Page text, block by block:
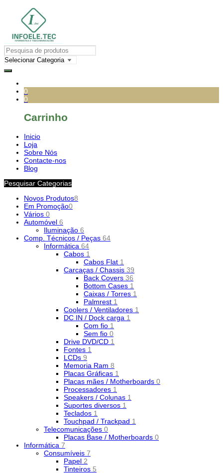
0
0
Carrinho
Inicio
Loja
Sobre Nós
Contacte-nos
Blog
Pesquisar Categorias
Novos Produtos8
Em Promoção0
Vários 0
Automóvel 6
Iluminação 6
Comp. Técnicos / Peças 64
Informática 64
Cabos 1
Cabos Flat 1
Carcaças / Chassis 39
Back Covers 36
Bottom Cases 1
Caixas / Torres 1
Palmrest 1
Coolers / Ventiladores 1
DC IN / Dock carga 1
Com fio 1
Sem fio 0
Drive DVD/CD 1
Fontes 1
LCDs 9
Memoria Ram 8
Placas Gráficas 1
Placas mães / Motherboards 0
Processadores 1
Speakers / Colunas 1
Suportes diversos 1
Teclados 1
Touchpad / Trackpad 1
Telecomunicações 0
Placas Base / Motherboards 0
Informática 7
Consumíveis 7
Papel 2
Tinteiros 5